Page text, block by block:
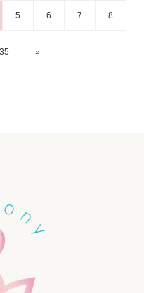
5 6 7 8
35 »